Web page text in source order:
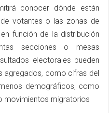
conocer dónde están
votantes o las zonas de
función de la distribución
secciones o mesas
electorales pueden
agregados, como cifras del
demográficos, como
movimientos migratorios